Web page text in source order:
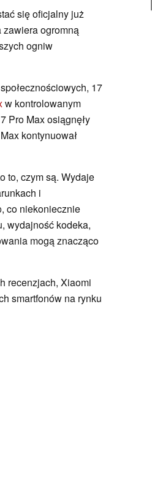
się oficjalny już
zawiera ogromną
ogniw
17
w kontrolowanym
Pro Max osiągnęły
kontynuował
to, czym są. Wydaje
i
co niekoniecznie
wydajność kodeka,
mogą znacząco
recenzjach, Xiaomi
smartfonów na rynku